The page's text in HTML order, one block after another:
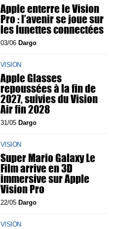
Apple enterre le Vision
Pro : l’avenir se joue sur
les lunettes connectées
03/06 Dargo
VISION
Apple Glasses
repoussées à la fin de
2027, suivies du Vision
Air fin 2028
31/05 Dargo
VISION
Super Mario Galaxy Le
Film arrive en 3D
immersive sur Apple
Vision Pro
22/05 Dargo
VISION